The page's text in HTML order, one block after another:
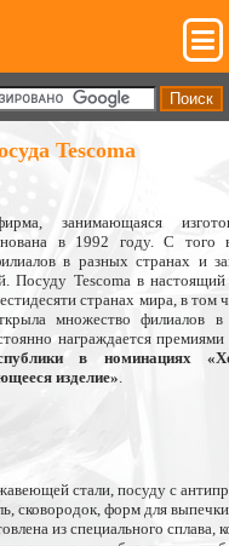
Tescoma
занимающаяся
в 1992 году. С того
в разных странах и
Посуду Tescoma в
странах мира, в том
множество филиалов в
награждается премиями
в номинациях
изделие».
стали, посуду с
сковородок, форм для
из специального сплава,